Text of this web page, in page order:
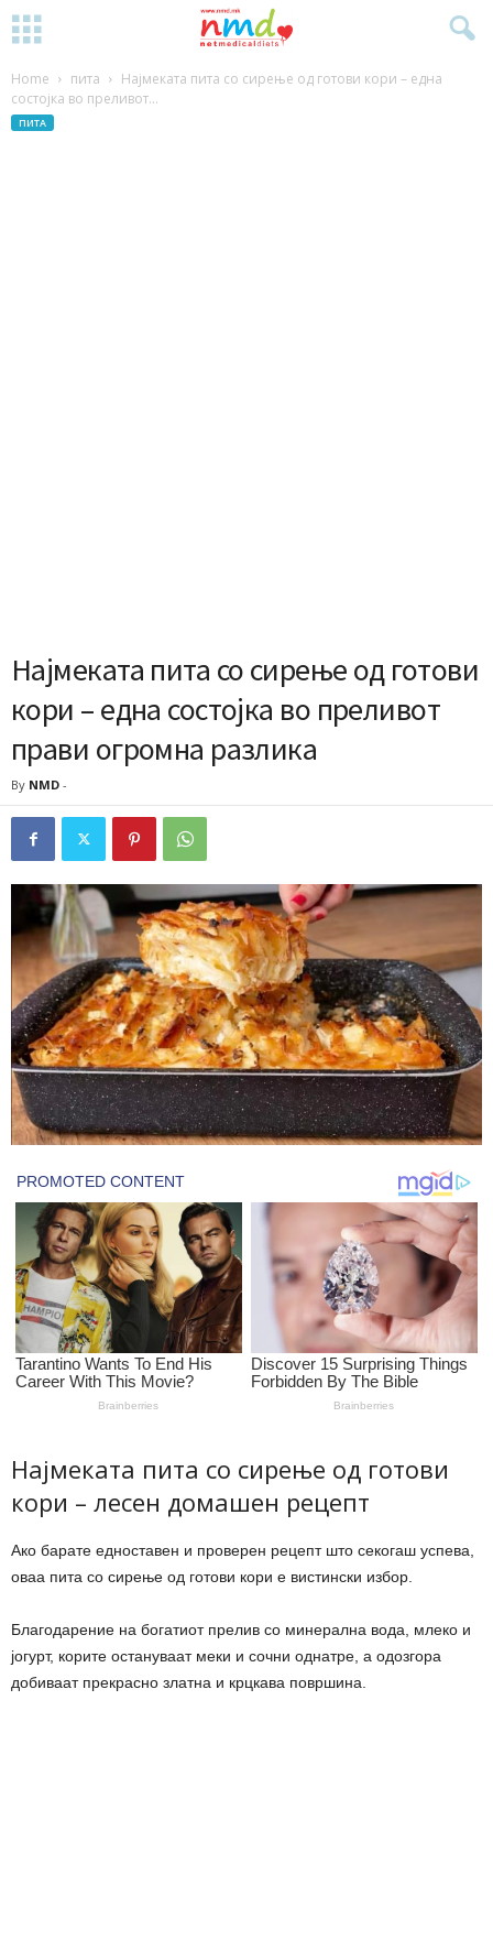
Home пита
Најмеката пита со сирење од готови кори – една
состојка во преливот...
ПИТА
Најмеката пита со сирење од готови
кори – една состојка во преливот
прави огромна разлика
By NMD -
Најмеката пита со сирење од готови
кори – лесен домашен рецепт
Ако барате едноставен и проверен рецепт што секогаш успева,
оваа пита со сирење од готови кори е вистински избор.
Благодарение на богатиот прелив со минерална вода, млеко и
јогурт, корите остануваат меки и сочни однатре, а одозгора
добиваат прекрасно златна и крцкава површина.